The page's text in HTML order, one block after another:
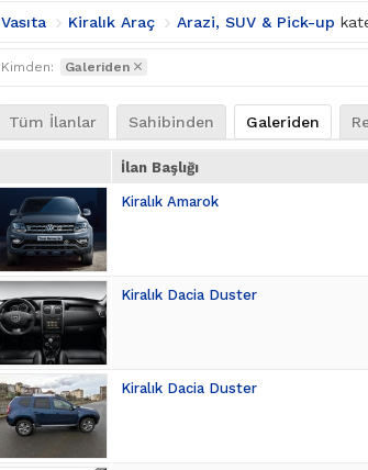
Vasıta Kiralık Araç Arazi, SUV & Pick-up
Kimden: Galeriden
Tüm İlanlar Sahibinden Galeriden
İlan Başlığı
Kiralık Amarok
Kiralık Dacia Duster
Kiralık Dacia Duster